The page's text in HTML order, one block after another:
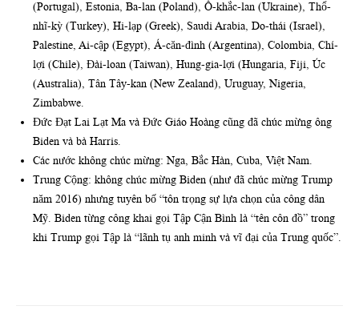
(Portugal), Estonia, Ba-lan (Poland), Ô-khắc-lan (Ukraine), Thổ-
nhĩ-kỳ (Turkey), Hi-lạp (Greek), Saudi Arabia, Do-thái (Israel),
Palestine, Ai-cập (Egypt), Á-căn-đình (Argentina), Colombia, Chí-
lợi (Chile), Đài-loan (Taiwan), Hung-gia-lợi (Hungaria, Fiji, Úc
(Australia), Tân Tây-kan (New Zealand), Uruguay, Nigeria,
Zimbabwe.
Đức Đạt Lai Lạt Ma và Đức Giáo Hoàng cũng đã chúc mừng ông
Biden và bà Harris.
Các nước không chúc mừng: Nga, Bắc Hàn, Cuba, Việt Nam.
Trung Cộng: không chúc mừng Biden (như đã chúc mừng Trump
năm 2016) nhưng tuyên bố “tôn trọng sự lựa chọn của công dân
Mỹ. Biden từng công khai gọi Tập Cận Bình là “tên côn đồ” trong
khi Trump gọi Tập là “lãnh tụ anh minh và vĩ đại của Trung quốc”.